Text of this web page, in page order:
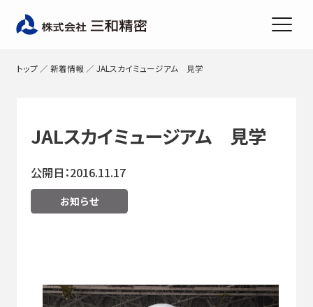
トップ ／ 新着情報 ／ JALスカイミュージアム 見学
JALスカイミュージアム 見学
公開日：2016.11.17
お知らせ